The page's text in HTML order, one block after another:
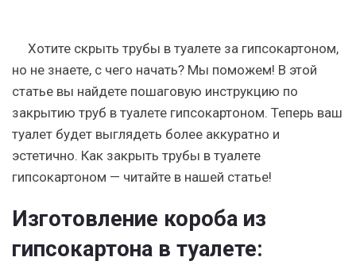
Хотите скрыть трубы в туалете за гипсокартоном,
но не знаете, с чего начать? Мы поможем! В этой
статье вы найдете пошаговую инструкцию по
закрытию труб в туалете гипсокартоном. Теперь ваш
туалет будет выглядеть более аккуратно и
эстетично. Как закрыть трубы в туалете
гипсокартоном — читайте в нашей статье!
Изготовление короба из
гипсокартона в туалете: